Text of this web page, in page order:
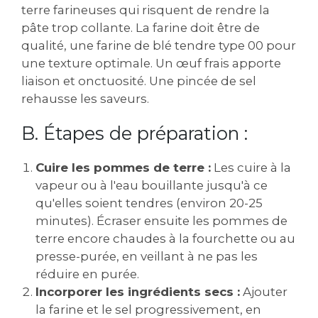
terre farineuses qui risquent de rendre la
pâte trop collante. La farine doit être de
qualité, une farine de blé tendre type 00 pour
une texture optimale. Un œuf frais apporte
liaison et onctuosité. Une pincée de sel
rehausse les saveurs.
B. Étapes de préparation :
Cuire les pommes de terre : Les cuire à la
vapeur ou à l'eau bouillante jusqu'à ce
qu'elles soient tendres (environ 20-25
minutes). Écraser ensuite les pommes de
terre encore chaudes à la fourchette ou au
presse-purée, en veillant à ne pas les
réduire en purée.
Incorporer les ingrédients secs : Ajouter
la farine et le sel progressivement, en